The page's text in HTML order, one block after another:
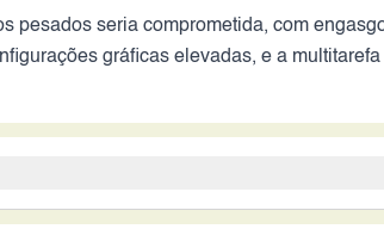
pesados seria comprometida, com
gráficas elevadas, e a